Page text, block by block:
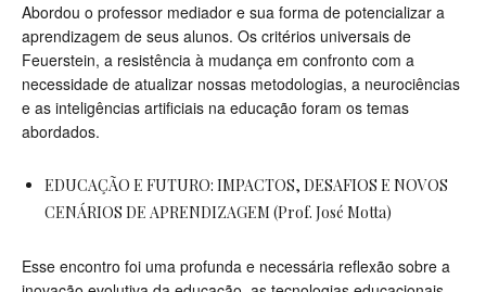
Abordou o professor mediador e sua forma de potencializar a
aprendizagem de seus alunos. Os critérios universais de
Feuerstein, a resistência à mudança em confronto com a
necessidade de atualizar nossas metodologias, a neurociências
e as inteligências artificiais na educação foram os temas
abordados.
EDUCAÇÃO E FUTURO: IMPACTOS, DESAFIOS E NOVOS
CENÁRIOS DE APRENDIZAGEM (Prof. José Motta)
Esse encontro foi uma profunda e necessária reflexão sobre a